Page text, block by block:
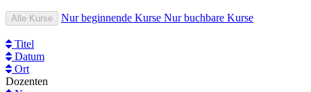
Alle Kurse Nur beginnende Kurse Nur buchbare Kurse
Titel
Datum
Ort
Dozenten